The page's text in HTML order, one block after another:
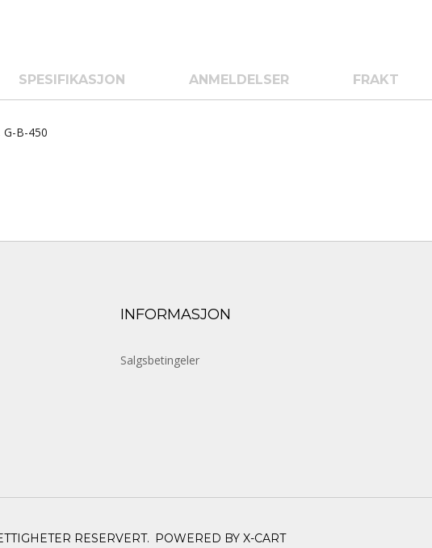
SPESIFIKASJON ANMELDELSER FRAKT
G-B-450
INFORMASJON
Salgsbetingeler
RESERVERT. POWERED BY X-CART